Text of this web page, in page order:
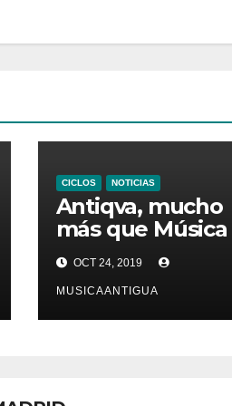
CICLOS NOTICIAS
Antiqva, mucho
más que Música
Antigua
OCT 24, 2019
MUSICAANTIGUA